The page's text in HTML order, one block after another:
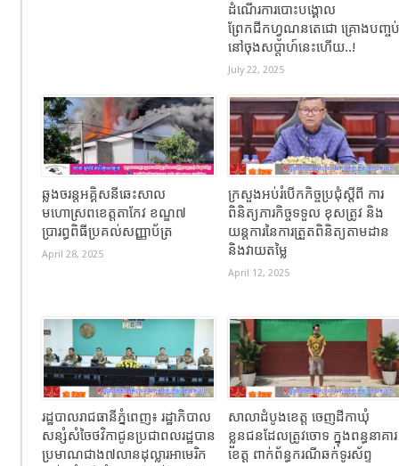
ដំណើរការបោះបង្គោល
ព្រែកជីកហ្វូណនតេជោ គ្រោងបញ្ចប់
នៅចុងសប្តាហ៍នេះហើយ..!
July 22, 2025
ឆ្លងចរន្តអគ្គិសនីឆេះសាល
មហោស្រពខេត្តតាកែវ ខណ្ឌ៧
ប្រារព្ធពិធីប្រគល់សញ្ញាប័ត្រ
April 28, 2025
ក្រសួងអប់រំបើកកិច្ចប្រជុំស្តីពី ការ
ពិនិត្យភារកិច្ចទទួល ខុសត្រូវ និង
យន្តការនៃការត្រួតពិនិត្យតាមដាន
និងវាយតម្លៃ
April 12, 2025
រដ្ឋបាលរាជធានីភ្នំពេញ៖ រដ្ឋាភិបាល
សន្សំសំចៃថវិកាជូនប្រជាពលរដ្ឋបាន
ប្រមាណជាង៧លានដុល្លារអាមេរិក
សាលាដំបូងខេត្ត ចេញដីកាឃុំ
ខ្លួនជនដែលត្រូវចោទ ក្នុងពន្ធនាគារ
ខេត្ត ពាក់ព័ន្ធករណីឆក់ទូរស័ព្ទ